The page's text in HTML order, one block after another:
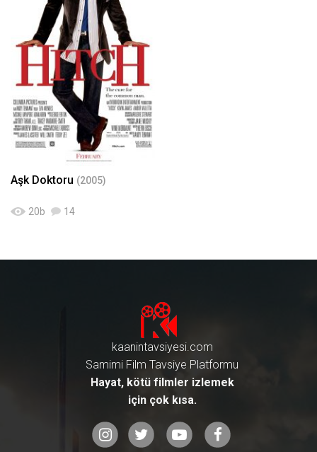
Aşk Doktoru (2005)
20b 14
kaanintavsiyesi.com
Samimi Film Tavsiye Platformu
Hayat, kötü filmler izlemek
için çok kısa.